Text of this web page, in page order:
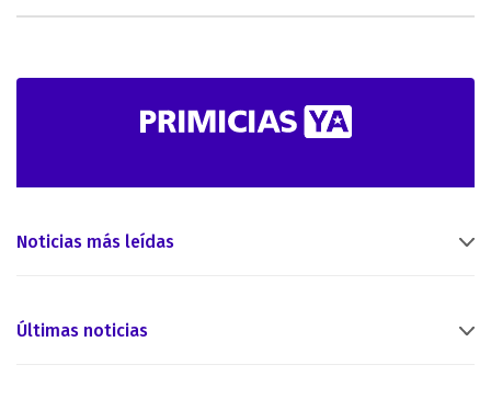
Noticias más leídas
Últimas noticias